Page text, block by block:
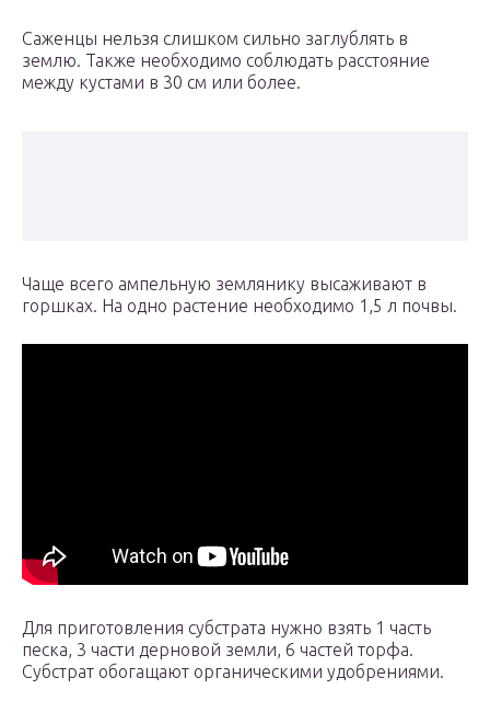
Саженцы нельзя слишком сильно заглублять в
землю. Также необходимо соблюдать расстояние
между кустами в 30 см или более.
Чаще всего ампельную землянику высаживают в
горшках. На одно растение необходимо 1,5 л почвы.
Для приготовления субстрата нужно взять 1 часть
песка, 3 части дерновой земли, 6 частей торфа.
Субстрат обогащают органическими удобрениями.